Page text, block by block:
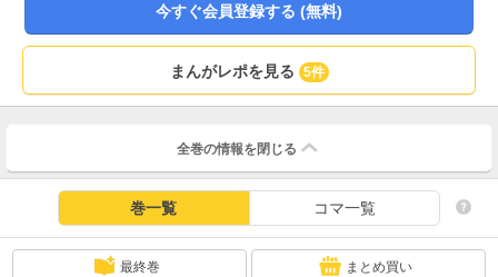
今すぐ会員登録する (無料)
まんがレポを見る 5件
全巻の情報を 閉じる
巻一覧 コマ一覧
最終巻 まとめ買い